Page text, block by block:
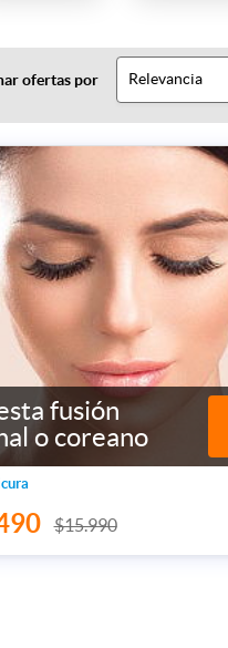
ofertas por Relevancia
fusión
o coreano
$15.990